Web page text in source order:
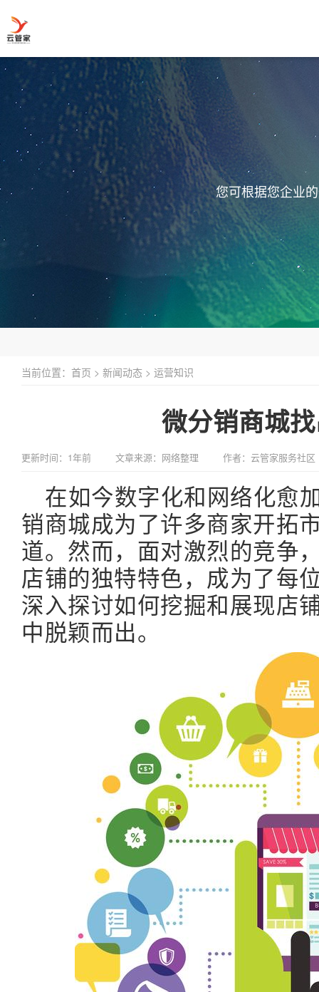
您可根据您企业
当前位置： 首页 > 新闻动态 > 运营知识
微分销商城
更新时间：1年前 文章来源：网络整理 作者：云管家服务社区
在如今数字化和网络化愈
销商城成为了许多商家开拓
道。然而，面对激烈的竞争
店铺的独特特色，成为了每
深入探讨如何挖掘和展现店
中脱颖而出。